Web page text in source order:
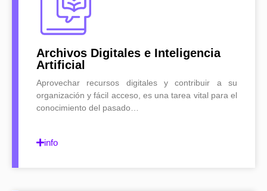
Archivos Digitales e Inteligencia
Artificial
Aprovechar recursos digitales y contribuir a su
organización y fácil acceso, es una tarea vital para el
conocimiento del pasado…
info